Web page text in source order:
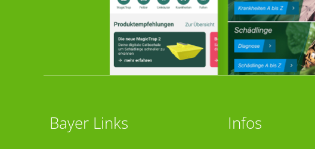
Bayer Links Infos